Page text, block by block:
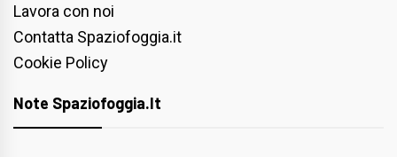
Lavora con noi
Contatta Spaziofoggia.it
Cookie Policy
Note Spaziofoggia.it